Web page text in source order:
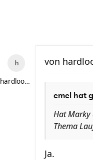
hardlooper
von
emel hat
Hat Marky
Thema
Ja.